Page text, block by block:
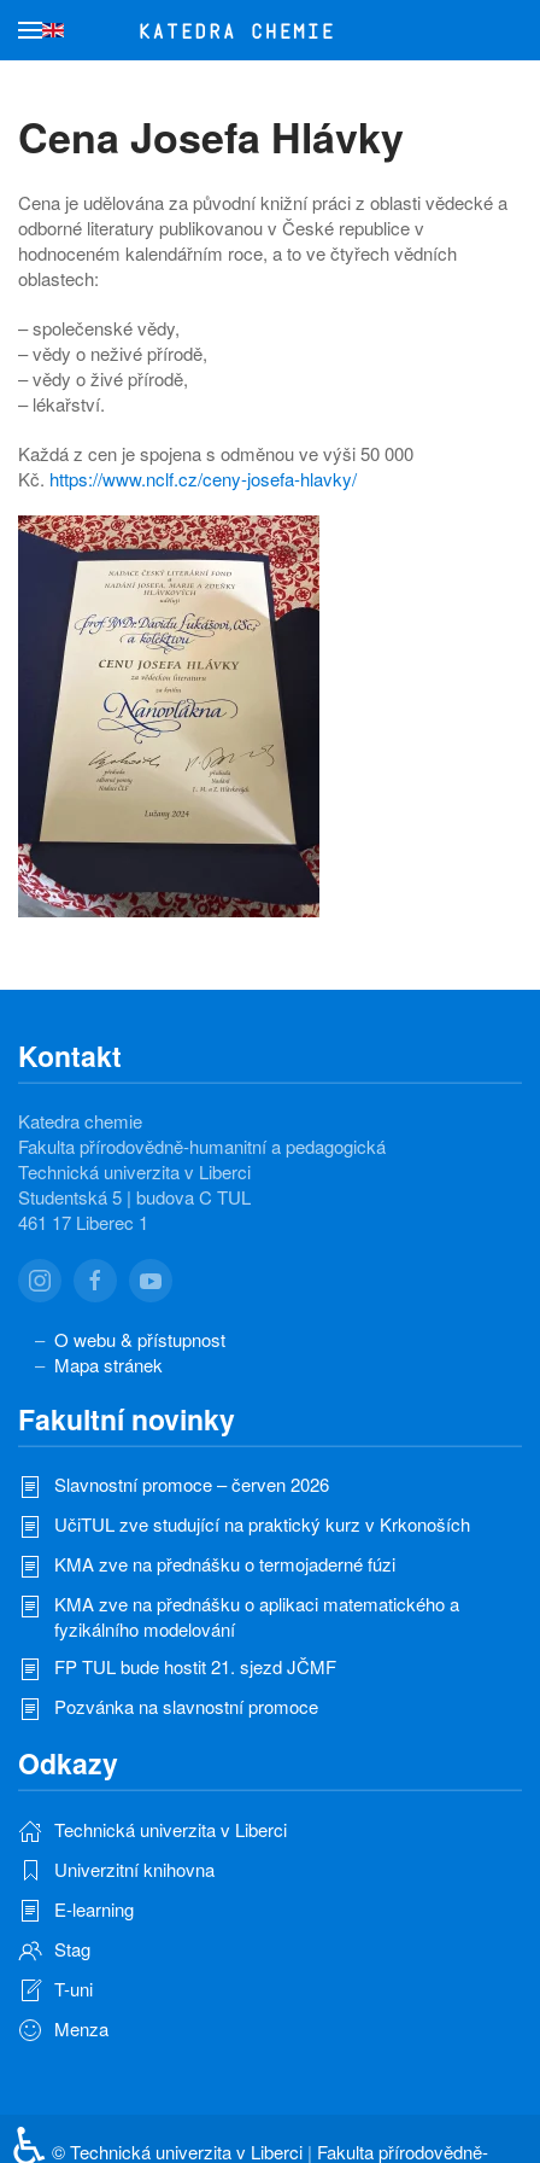
Přejít na hlavní obsah
Cena Josefa Hlávky
Cena je udělována za původní knižní práci z oblasti vědecké a
odborné literatury publikovanou v České republice v
hodnoceném kalendářním roce, a to ve čtyřech vědních
oblastech:
– společenské vědy,
– vědy o neživé přírodě,
– vědy o živé přírodě,
– lékařství.
Každá z cen je spojena s odměnou ve výši 50 000
Kč. https://www.nclf.cz/ceny-josefa-hlavky/
Kontakt
Katedra chemie
Fakulta přírodovědně-humanitní a pedagogická
Technická univerzita v Liberci
Studentská 5 | budova C TUL
461 17 Liberec 1
O webu & přístupnost
Mapa stránek
Fakultní novinky
Slavnostní promoce – červen 2026
UčiTUL zve studující na praktický kurz v Krkonoších
KMA zve na přednášku o termojaderné fúzi
KMA zve na přednášku o aplikaci matematického a
fyzikálního modelování
FP TUL bude hostit 21. sjezd JČMF
Pozvánka na slavnostní promoce
Odkazy
Technická univerzita v Liberci
Univerzitní knihovna
E-learning
Stag
T-uni
Menza
©Technická univerzita v Liberci | Fakulta přírodovědně-